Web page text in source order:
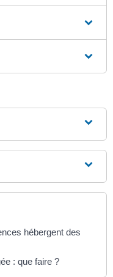
hébergent des
: que faire ?